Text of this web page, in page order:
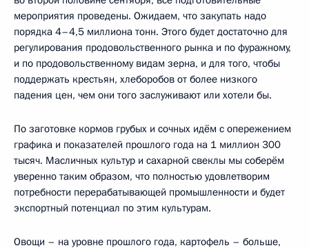
мероприятия проведены. Ожидаем, что закупать надо
порядка 4–4,5 миллиона тонн. Этого будет достаточно для
регулирования продовольственного рынка и по фуражному,
и по продовольственному видам зерна, и для того, чтобы
поддержать крестьян, хлеборобов от более низкого
падения цен, чем они того заслуживают или хотели бы.
По заготовке кормов грубых и сочных идём с опережением
графика и показателей прошлого года на 1 миллион 300
тысяч. Масличных культур и сахарной свеклы мы соберём
уверенно таким образом, что полностью удовлетворим
потребности перерабатывающей промышленности и будет
экспортный потенциал по этим культурам.
Овощи – на уровне прошлого года, картофель – больше,